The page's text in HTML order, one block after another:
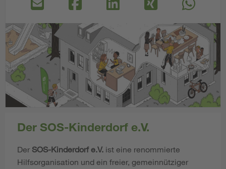
Der SOS-Kinderdorf e.V.
Der SOS-Kinderdorf e.V. ist eine renommierte
Hilfsorganisation und ein freier, gemeinnütziger